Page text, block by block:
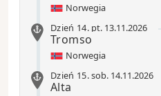
Norwegia
Dzień 14. pt.13.11.2026
Tromso
Norwegia
Dzień 15.sob.14.11.2026
Alta